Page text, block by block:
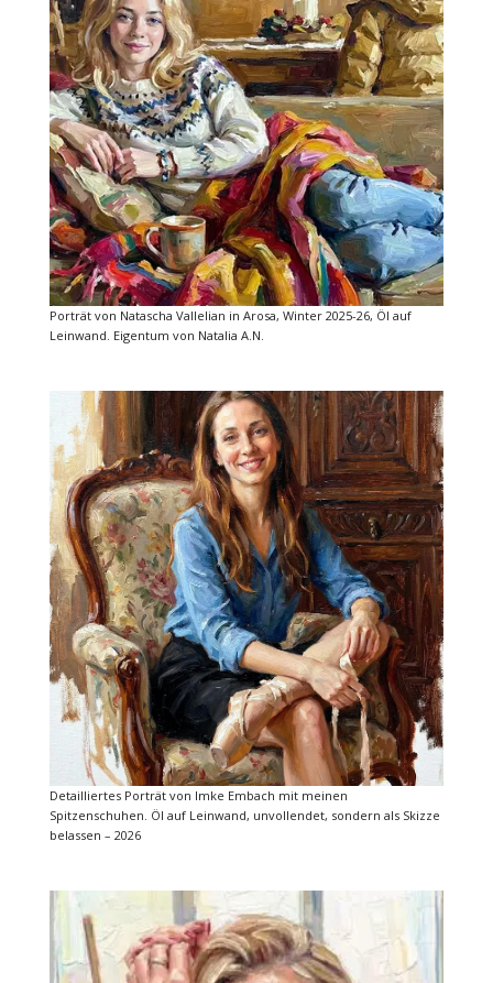
Porträt von Natascha Vallelian in Arosa, Winter 2025-26, Öl auf
Leinwand. Eigentum von Natalia A.N.
Detailliertes Porträt von Imke Embach mit meinen
Spitzenschuhen. Öl auf Leinwand, unvollendet, sondern als Skizze
belassen – 2026